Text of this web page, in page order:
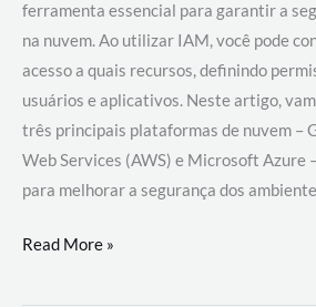
ferramenta essencial para garantir a
na nuvem. Ao utilizar IAM, você pode
acesso a quais recursos, definindo
usuários e aplicativos. Neste artigo,
três principais plataformas de nuvem –
Web Services (AWS) e Microsoft Azure
para melhorar a segurança dos
Gerenciamento
Read More »